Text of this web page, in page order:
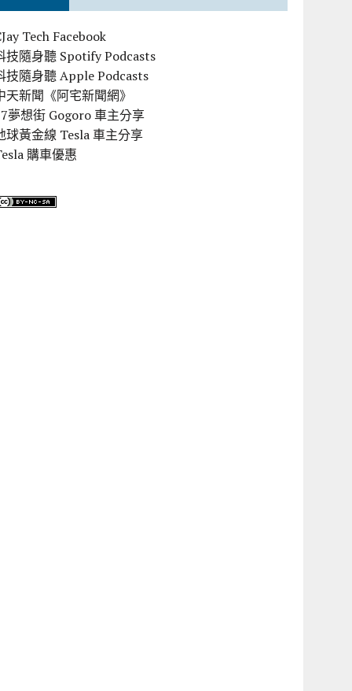
Tech Facebook
技隨身聽 Spotify Podcasts
技隨身聽 Apple Podcasts
天新聞《阿宅新聞網》
夢想街 Gogoro 車主分享
球黃金線 Tesla 車主分享
購車優惠